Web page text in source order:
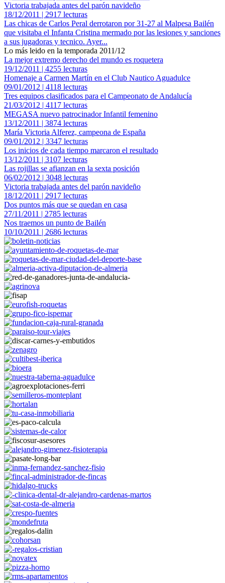
Victoria trabajada antes del parón navideño
18/12/2011 | 2917 lecturas
Las chicas de Carlos Peral derrotaron por 31-27 al Malpesa Bailén
que visitaba el Infanta Cristina mermado por las lesiones y sanciones
a sus jugadoras y tecnico. Ayer...
Lo más leido en la temporada 2011/12
La mejor extremo derecho del mundo es roquetera
19/12/2011 | 4255 lecturas
Homenaje a Carmen Martín en el Club Nautico Aguadulce
09/01/2012 | 4118 lecturas
Tres equipos clasificados para el Campeonato de Andalucía
21/03/2012 | 4117 lecturas
MEGASA nuevo patrocinador Infantil femenino
13/12/2011 | 3874 lecturas
María Victoria Alferez, campeona de España
09/01/2012 | 3347 lecturas
Los inicios de cada tiempo marcaron el resultado
13/12/2011 | 3107 lecturas
Las rojillas se afianzan en la sexta posición
06/02/2012 | 3048 lecturas
Victoria trabajada antes del parón navideño
18/12/2011 | 2917 lecturas
Dos puntos más que se quedan en casa
27/11/2011 | 2785 lecturas
Nos traemos un punto de Bailén
10/10/2011 | 2686 lecturas